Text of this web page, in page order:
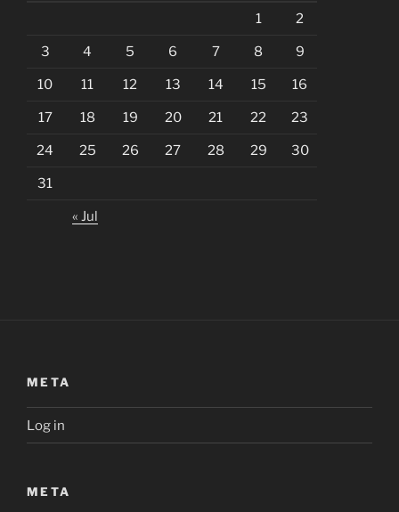
1 2
3 4 5 6 7 8 9
10 11 12 13 14 15 16
17 18 19 20 21 22 23
24 25 26 27 28 29 30
31
« Jul
META
Log in
META